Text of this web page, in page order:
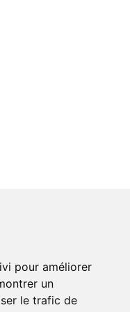
pour améliorer
un
le trafic de